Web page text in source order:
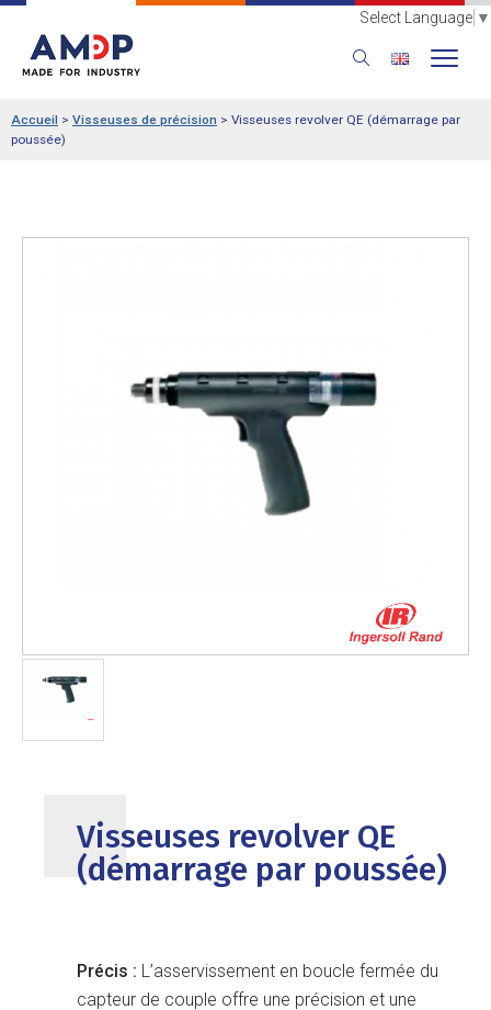
Select Language ▼
Accueil > Visseuses de précision > Visseuses revolver QE (démarrage par
poussée)
Visseuses revolver QE
(démarrage par poussée)
Précis : L’asservissement en boucle fermée du
capteur de couple offre une précision et une